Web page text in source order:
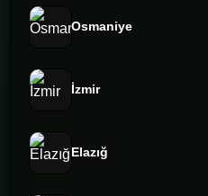
Osmaniye
İzmir
Elazığ